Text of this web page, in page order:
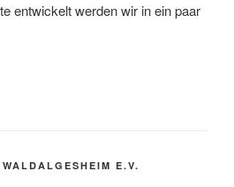
entwickelt werden wir in ein paar
WALDALGESHEIM E.V.